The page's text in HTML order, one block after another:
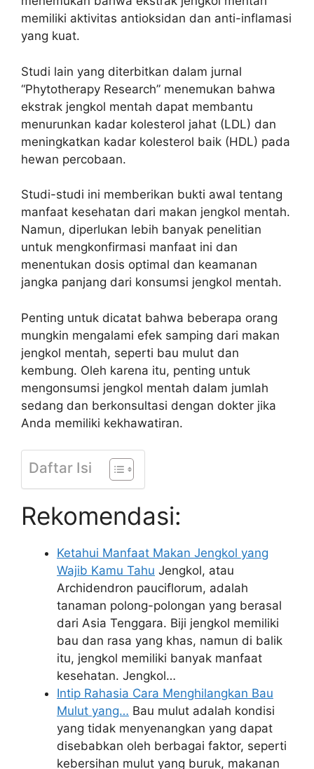
memiliki aktivitas antioksidan dan anti-inflamasi
yang kuat.
Studi lain yang diterbitkan dalam jurnal
“Phytotherapy Research” menemukan bahwa
ekstrak jengkol mentah dapat membantu
menurunkan kadar kolesterol jahat (LDL) dan
meningkatkan kadar kolesterol baik (HDL) pada
hewan percobaan.
Studi-studi ini memberikan bukti awal tentang
manfaat kesehatan dari makan jengkol mentah.
Namun, diperlukan lebih banyak penelitian
untuk mengkonfirmasi manfaat ini dan
menentukan dosis optimal dan keamanan
jangka panjang dari konsumsi jengkol mentah.
Penting untuk dicatat bahwa beberapa orang
mungkin mengalami efek samping dari makan
jengkol mentah, seperti bau mulut dan
kembung. Oleh karena itu, penting untuk
mengonsumsi jengkol mentah dalam jumlah
sedang dan berkonsultasi dengan dokter jika
Anda memiliki kekhawatiran.
Daftar Isi
Rekomendasi:
Ketahui Manfaat Makan Jengkol yang
Wajib Kamu Tahu Jengkol, atau
Archidendron pauciflorum, adalah
tanaman polong-polongan yang berasal
dari Asia Tenggara. Biji jengkol memiliki
bau dan rasa yang khas, namun di balik
itu, jengkol memiliki banyak manfaat
kesehatan. Jengkol…
Intip Rahasia Cara Menghilangkan Bau
Mulut yang… Bau mulut adalah kondisi
yang tidak menyenangkan yang dapat
disebabkan oleh berbagai faktor, seperti
kebersihan mulut yang buruk, makanan